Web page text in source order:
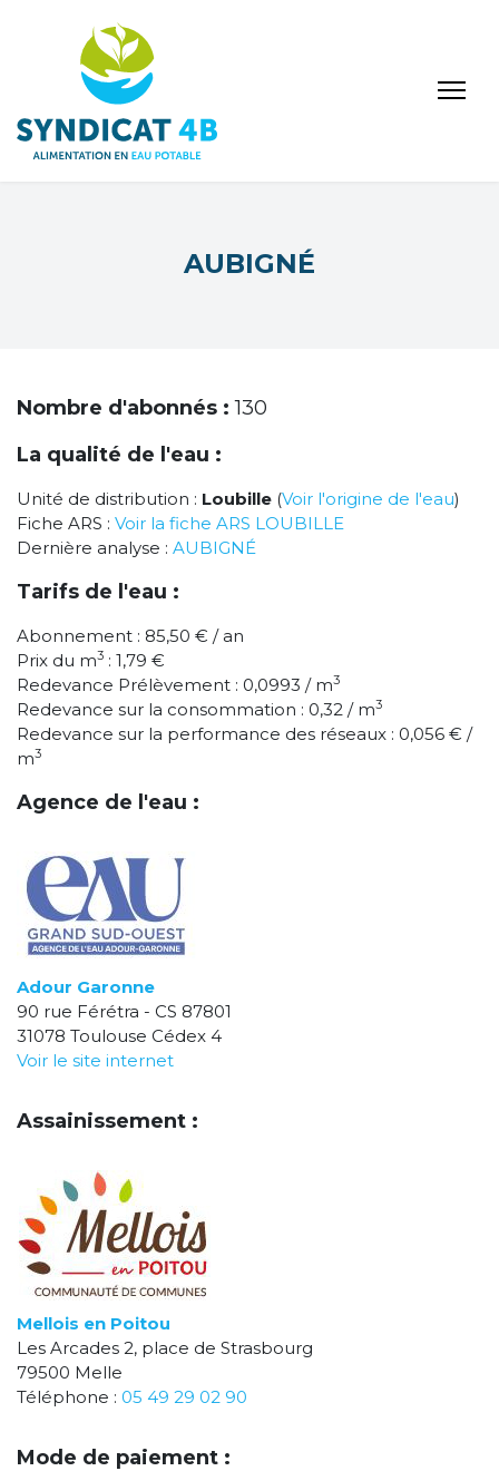
AUBIGNÉ
Nombre d'abonnés :130
La qualité de l'eau :
Unité de distribution : Loubille (Voir l'origine de l'eau)
Fiche ARS : Voir la fiche ARS LOUBILLE
Dernière analyse : AUBIGNÉ
Tarifs de l'eau :
Abonnement : 85,50 € / an
Prix du m3 : 1,79 €
Redevance Prélèvement : 0,0993 / m3
Redevance sur la consommation : 0,32 / m3
Redevance sur la performance des réseaux : 0,056 € /
m3
Agence de l'eau :
Adour Garonne
90 rue Férétra - CS 87801
31078 Toulouse Cédex 4
Voir le site internet
Assainissement :
Mellois en Poitou
Les Arcades 2, place de Strasbourg
79500 Melle
Téléphone : 05 49 29 02 90
Mode de paiement :